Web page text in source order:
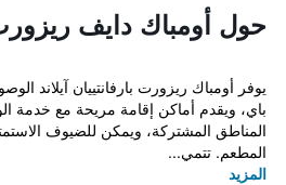
حول أومباك دايف
يوفر أومباك ريزورت بارفانتييان آيلاند
باي، ويقدم أماكن إقامة مريحة مع خدمة
المناطق المشتركة، ويمكن للضيوف
المطعم. تتمي...
المزيد